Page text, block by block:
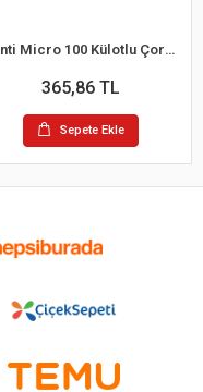
Penti Micro 100 Külotlu Çorap100 Denye
365,86 TL
Sepete Ekle